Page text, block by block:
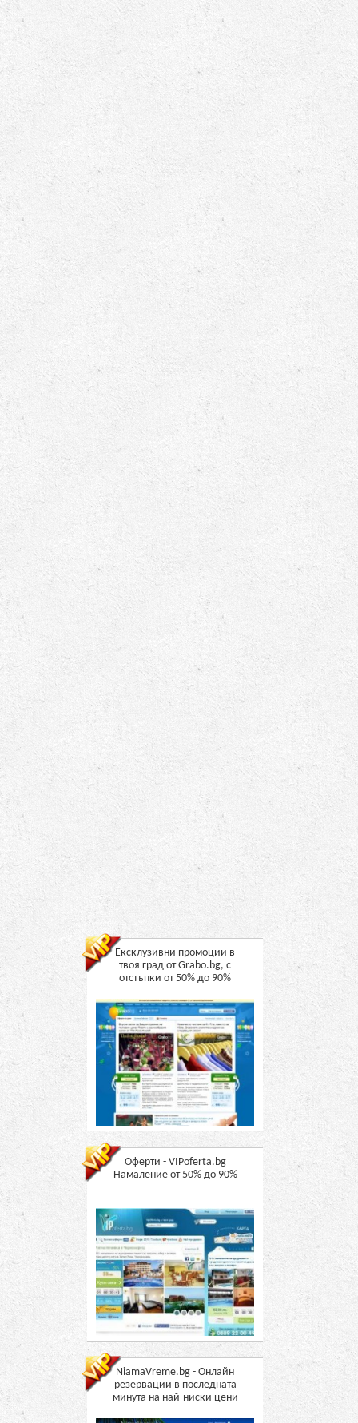
Ексклузивни промоции в
твоя град от Grabo.bg, с
отстъпки от 50% до 90%
Оферти - VIPoferta.bg
Намаление от 50% до 90%
NiamaVreme.bg - Онлайн
резервации в последната
минута на най-ниски цени